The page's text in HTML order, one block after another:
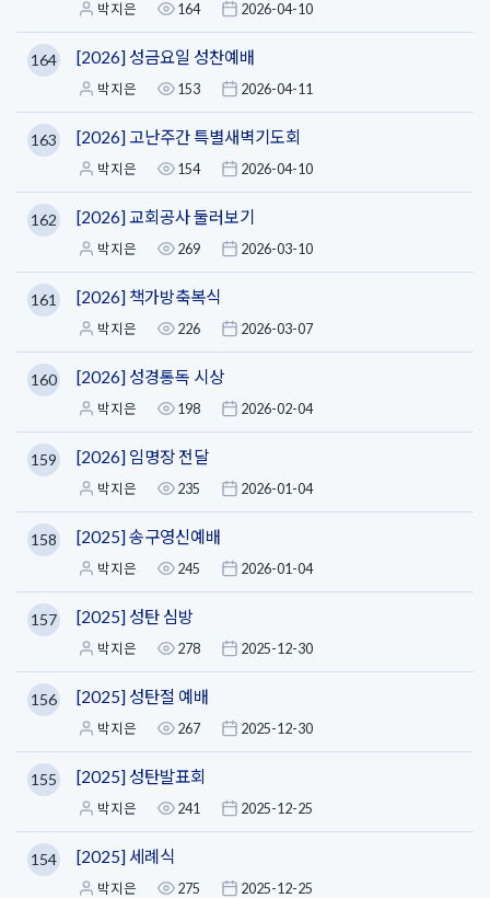
박지은 164 2026-04-10
164 [2026] 성금요일 성찬예배
박지은 153 2026-04-11
163 [2026] 고난주간 특별새벽기도회
박지은 154 2026-04-10
162 [2026] 교회공사 둘러보기
박지은 269 2026-03-10
161 [2026] 책가방축복식
박지은 226 2026-03-07
160 [2026] 성경통독 시상
박지은 198 2026-02-04
159 [2026] 임명장 전달
박지은 235 2026-01-04
158 [2025] 송구영신예배
박지은 245 2026-01-04
157 [2025] 성탄 심방
박지은 278 2025-12-30
156 [2025] 성탄절 예배
박지은 267 2025-12-30
155 [2025] 성탄발표회
박지은 241 2025-12-25
154 [2025] 세례식
박지은 275 2025-12-25